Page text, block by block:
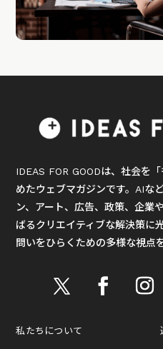
IDEAS FOR GOODは、社会を
めたウェブマガジンです。AIな
ン、アート、広告、政策、企業
ばるクリエイティブな解決策に
問いをひらくための多様な視点
私たちについて